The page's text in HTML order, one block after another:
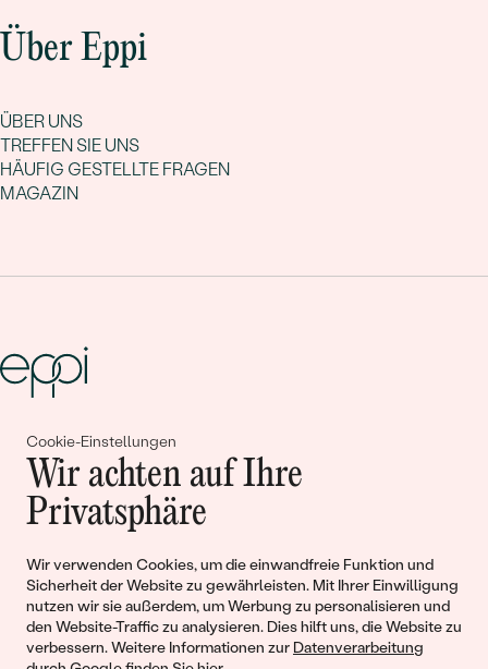
Cookie-Einstellungen
Wir achten auf Ihre
Privatsphäre
Wir verwenden Cookies, um die einwandfreie Funktion und
Sicherheit der Website zu gewährleisten. Mit Ihrer Einwilligung
nutzen wir sie außerdem, um Werbung zu personalisieren und
den Website-Traffic zu analysieren. Dies hilft uns, die Website zu
verbessern. Weitere Informationen zur Datenverarbeitung
Über Eppi
ÜBER UNS
TREFFEN SIE UNS
HÄUFIG GESTELLTE FRAGEN
MAGAZIN
Gemeinsam erschaffen wir
Geschichten von Schönheit und
Liebe
Begleiten Sie uns!